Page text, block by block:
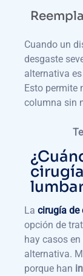
Cuando un
desgaste
alternativa
Esto permite
columna sin
La cirugía de
opción de
hay casos
alternativa.
porque han